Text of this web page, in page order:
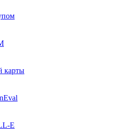
карты
E